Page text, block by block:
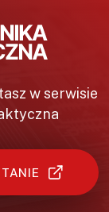
trybie z
trybie
w serwisie